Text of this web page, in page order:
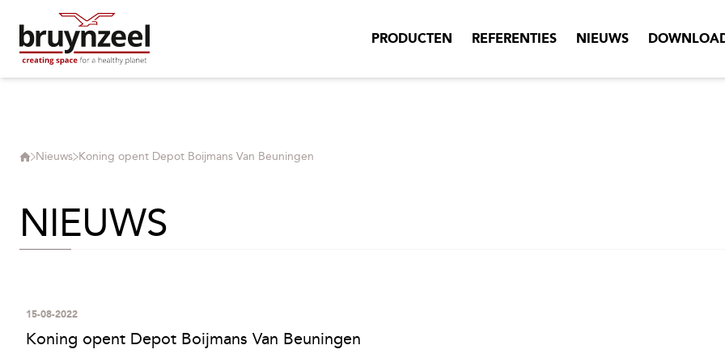
PRODUCTEN REFERENTIES NIEUWS
Nieuws Koning opent Depot Boijmans Van Beuningen
NIEUWS
Koning opent Depot Boijmans Van Beuningen
15-08-2022